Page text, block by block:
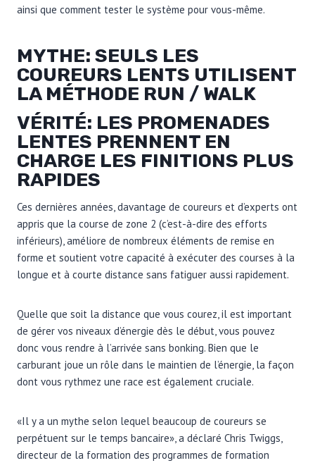
ainsi que comment tester le système pour vous-même.
MYTHE: SEULS LES
COUREURS LENTS UTILISENT
LA MÉTHODE RUN / WALK
VÉRITÉ: LES PROMENADES
LENTES PRENNENT EN
CHARGE LES FINITIONS PLUS
RAPIDES
Ces dernières années, davantage de coureurs et d’experts ont
appris que la course de zone 2 (c’est-à-dire des efforts
inférieurs), améliore de nombreux éléments de remise en
forme et soutient votre capacité à exécuter des courses à la
longue et à courte distance sans fatiguer aussi rapidement.
Quelle que soit la distance que vous courez, il est important
de gérer vos niveaux d’énergie dès le début, vous pouvez
donc vous rendre à l’arrivée sans bonking. Bien que le
carburant joue un rôle dans le maintien de l’énergie, la façon
dont vous rythmez une race est également cruciale.
«Il y a un mythe selon lequel beaucoup de coureurs se
perpétuent sur le temps bancaire», a déclaré Chris Twiggs,
directeur de la formation des programmes de formation